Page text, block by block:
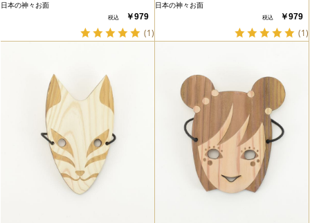
日本の神々お面
￥979
(1)
日本の神々お面
￥979
(1)